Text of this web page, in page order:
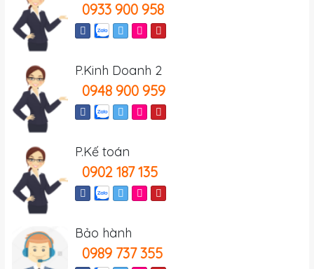
0933 900 958
P.Kinh Doanh 2
0948 900 959
P.Kế toán
0902 187 135
Bảo hành
0989 737 355